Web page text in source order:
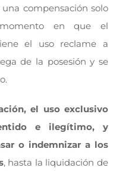
compensación solo
en que el
el uso reclame a
de la posesión y se
el uso exclusivo
e ilegítimo, y
o indemnizar a los
, hasta la liquidación de